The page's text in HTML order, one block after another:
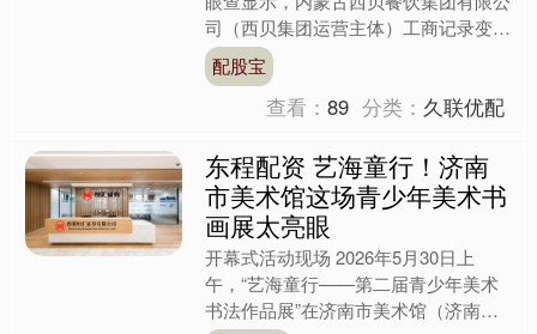
司（西贝集团运营主体）工商记录变更
——公司获得A轮融资，投资方包括台
州新荣泰投资有限公司、呼....
配股宝
查看：89 分类： 久联优配
东程配资 艺海童行！济南
市美术馆这场青少年美术书
画展太亮眼
开幕式活动现场 2026年5月30日上
午，“艺海童行——第二届青少年美术
书法作品展”在济南市美术馆（济南画